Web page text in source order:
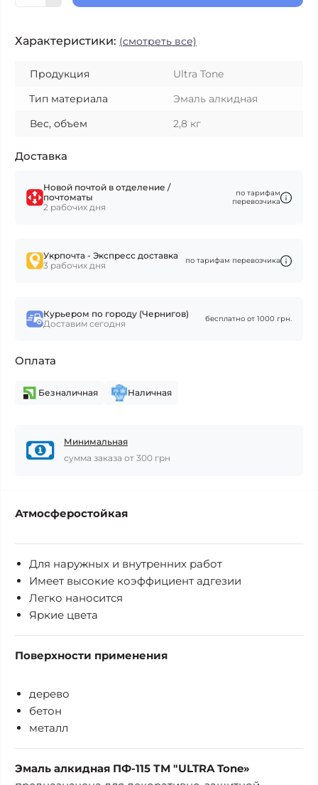
Характеристики: (смотреть все)
Продукция
Ultra Tone
Тип материала
Эмаль алкидная
Вес, объем
2,8 кг
Доставка
Новой почтой в отделение /
почтоматы
2 рабочих дня
по тарифам
перевозчика
Укрпочта - Экспресс доставка
3 рабочих дня
по тарифам перевозчика
Курьером по городу (Чернигов)
Доставим сегодня
бесплатно от 1000 грн.
Оплата
Безналичная Наличная
Минимальная
сумма заказа от 300 грн
Атмосферостойкая
Для наружных и внутренних работ
Имеет высокие коэффициент адгезии
Легко наносится
Яркие цвета
Поверхности применения
дерево
бетон
металл
Эмаль алкидная ПФ-115 ТМ "ULTRA Tone»